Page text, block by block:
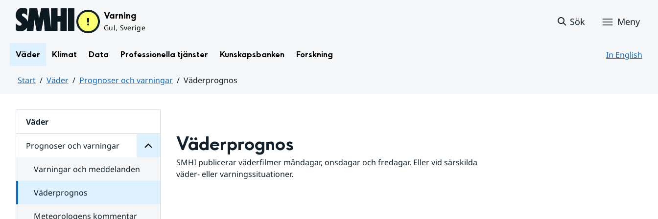
Hoppa till sidans innehåll Varning
Gul, Sverige
Sök Meny
Väder Klimat Data Professionella tjänster Kunskapsbanken Forskning In English
Start Väder Prognoser och varningar
Väderprognos
Väder
Prognoser och varningar
för
varningar
Varningar och meddelanden
Väderprognos
Meteorologens kommentar
Väderprognos
SMHI publicerar väderfilmer måndagar, onsdagar och fredagar. Eller vid särskilda
väder- eller varningssituationer.